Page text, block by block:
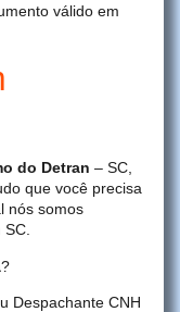
válido em
do Detran – SC,
que você precisa
nós somos
?
Despachante CNH